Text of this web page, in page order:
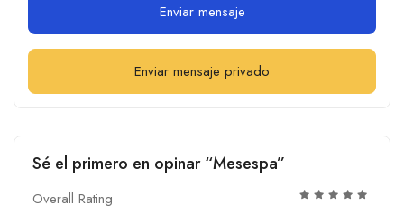
Enviar mensaje
Enviar mensaje privado
Sé el primero en opinar “Mesespa”
Overall Rating